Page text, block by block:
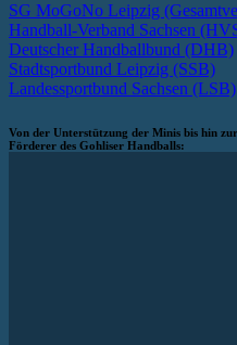
SG MoGoNo Leipzig
Handball-Verband Sachsen
Deutscher Handballbund (DHB)
Stadtsportbund Leipzig (SSB)
Landessportbund Sachsen (LSB)
Von der Unterstützung der Minis bis hin
Förderer des Gohliser Handballs: